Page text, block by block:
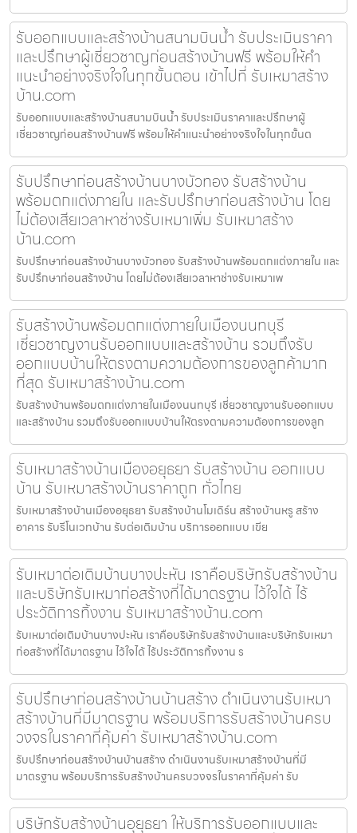
รับออกแบบและสร้างบ้านสนามบินน้ำ รับประเมินราคา
และปรึกษาผู้เชี่ยวชาญก่อนสร้างบ้านฟรี พร้อมให้คำ
แนะนำอย่างจริงใจในทุกขั้นตอน เข้าไปที่ รับเหมาสร้าง
บ้าน.com
รับออกแบบและสร้างบ้านสนามบินน้ำ รับประเมินราคาและปรึกษาผู้
เชี่ยวชาญก่อนสร้างบ้านฟรี พร้อมให้คำแนะนำอย่างจริงใจในทุกขั้นต
รับปรึกษาก่อนสร้างบ้านบางบัวทอง รับสร้างบ้าน
พร้อมตกแต่งภายใน และรับปรึกษาก่อนสร้างบ้าน โดย
ไม่ต้องเสียเวลาหาช่างรับเหมาเพิ่ม รับเหมาสร้าง
บ้าน.com
รับปรึกษาก่อนสร้างบ้านบางบัวทอง รับสร้างบ้านพร้อมตกแต่งภายใน และ
รับปรึกษาก่อนสร้างบ้าน โดยไม่ต้องเสียเวลาหาช่างรับเหมาเพ
รับสร้างบ้านพร้อมตกแต่งภายในเมืองนนทบุรี
เชี่ยวชาญงานรับออกแบบและสร้างบ้าน รวมถึงรับ
ออกแบบบ้านให้ตรงตามความต้องการของลูกค้ามาก
ที่สุด รับเหมาสร้างบ้าน.com
รับสร้างบ้านพร้อมตกแต่งภายในเมืองนนทบุรี เชี่ยวชาญงานรับออกแบบ
และสร้างบ้าน รวมถึงรับออกแบบบ้านให้ตรงตามความต้องการของลูก
รับเหมาสร้างบ้านเมืองอยุธยา รับสร้างบ้าน ออกแบบ
บ้าน รับเหมาสร้างบ้านราคาถูก ทั่วไทย
รับเหมาสร้างบ้านเมืองอยุธยา รับสร้างบ้านโมเดิร์น สร้างบ้านหรู สร้าง
อาคาร รับรีโนเวทบ้าน รับต่อเติมบ้าน บริการออกแบบ เขีย
รับเหมาต่อเติมบ้านบางปะหัน เราคือบริษัทรับสร้างบ้าน
และบริษัทรับเหมาก่อสร้างที่ได้มาตรฐาน ไว้ใจได้ ไร้
ประวัติการทิ้งงาน รับเหมาสร้างบ้าน.com
รับเหมาต่อเติมบ้านบางปะหัน เราคือบริษัทรับสร้างบ้านและบริษัทรับเหมา
ก่อสร้างที่ได้มาตรฐาน ไว้ใจได้ ไร้ประวัติการทิ้งงาน ร
รับปรึกษาก่อนสร้างบ้านบ้านสร้าง ดำเนินงานรับเหมา
สร้างบ้านที่มีมาตรฐาน พร้อมบริการรับสร้างบ้านครบ
วงจรในราคาที่คุ้มค่า รับเหมาสร้างบ้าน.com
รับปรึกษาก่อนสร้างบ้านบ้านสร้าง ดำเนินงานรับเหมาสร้างบ้านที่มี
มาตรฐาน พร้อมบริการรับสร้างบ้านครบวงจรในราคาที่คุ้มค่า รับ
บริษัทรับสร้างบ้านอุยุธยา ให้บริการรับออกแบบและ